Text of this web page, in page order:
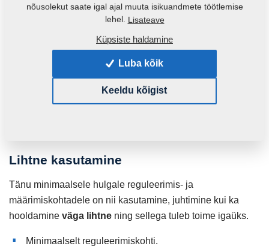
Lihtne kasutamine
Tänu minimaalsele hulgale reguleerimis- ja
määrimiskohtadele on nii kasutamine, juhtimine kui ka
hooldamine väga lihtne ning sellega tuleb toime igaüks.
Minimaalselt reguleerimiskohti.
nõusolekut saate igal ajal muuta isikuandmete töötlemise
lehel. Lisateave
Küpsiste haldamine
Luba kõik
Keeldu kõigist